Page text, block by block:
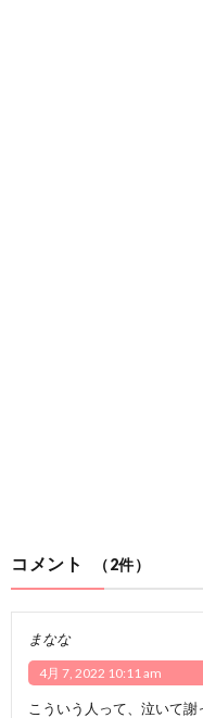
コメント （2件）
まなな
4月 7, 2022 10:11 am
こういう人って、泣いて